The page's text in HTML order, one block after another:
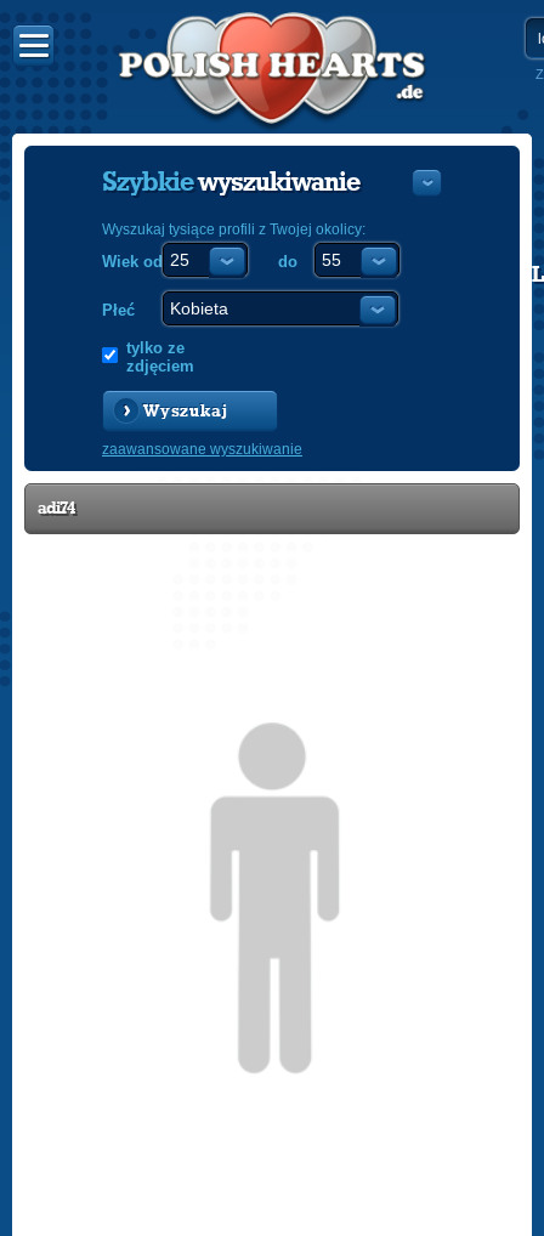
POLISH
Szybkiewyszukiwanie
Wyszukaj tysiące profili z Twojej okolicy:
Wiek od do
Płeć
tylko ze
zdjęciem
Wyszukaj
zaawansowane wyszukiwanie
adi74